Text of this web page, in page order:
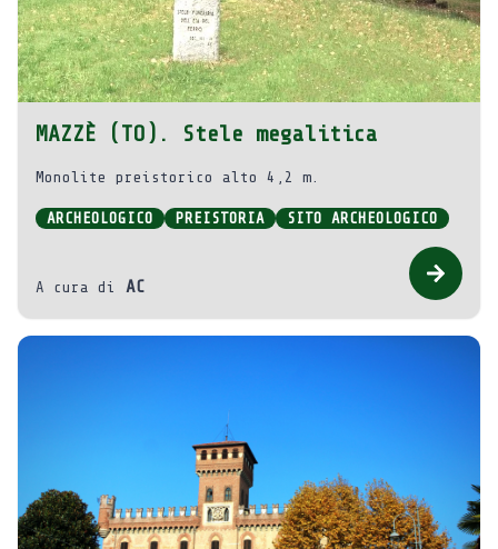
MAZZÈ (TO). Stele megalitica
Monolite preistorico alto 4,2 m.
ARCHEOLOGICO PREISTORIA SITO ARCHEOLOGICO
A cura di AC